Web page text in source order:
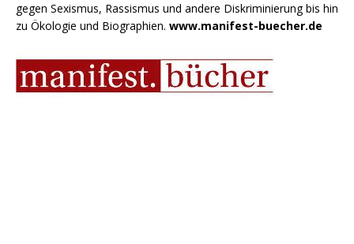
gegen Sexismus, Rassismus und andere Diskriminierung bis hin
zu Ökologie und Biographien. www.manifest-buecher.de